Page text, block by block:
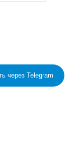
через Telegram